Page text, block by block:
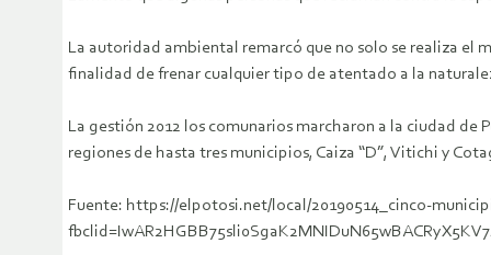
La autoridad ambiental remarcó que no solo se realiza el
finalidad de frenar cualquier tipo de atentado a la
La gestión 2012 los comunarios marcharon a la ciudad de
regiones de hasta tres municipios, Caiza “D”, Vitichi y
Fuente: https://elpotosi.net/local/20190514_cinco-